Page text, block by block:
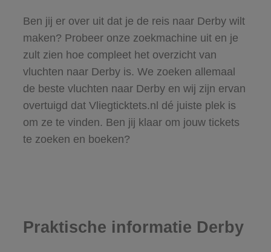
Ben jij er over uit dat je de reis naar Derby wilt
maken? Probeer onze zoekmachine uit en je
zult zien hoe compleet het overzicht van
vluchten naar Derby is. We zoeken allemaal
de beste vluchten naar Derby en wij zijn ervan
overtuigd dat Vliegticktets.nl dé juiste plek is
om ze te vinden. Ben jij klaar om jouw tickets
te zoeken en boeken?
Praktische informatie Derby